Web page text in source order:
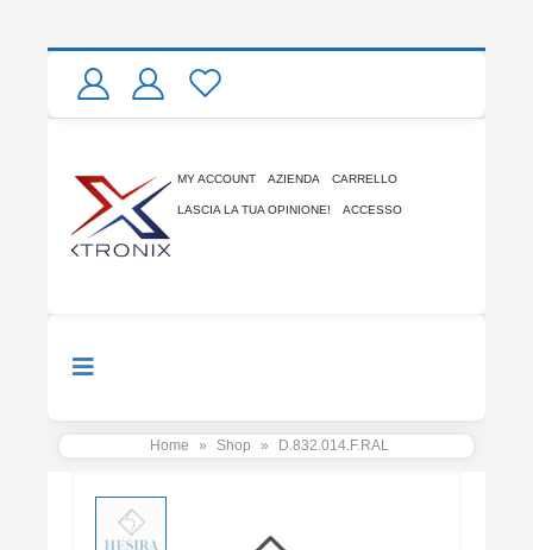
MY ACCOUNT AZIENDA CARRELLO
LASCIA LA TUA OPINIONE! ACCESSO
Home » Shop » D.832.014.F.RAL